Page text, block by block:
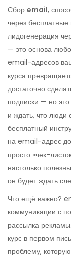
Сбор email,
через
лидогенерация
— это основа
email-адресов ваш
курса
достаточно
подписки — но это
и ждать, что люди
бесплатный
на email-адрес
просто «чек-
настолько
он будет ждать
Что ещё важно?
коммуникации с
рассылка
курс в первом
проблему,